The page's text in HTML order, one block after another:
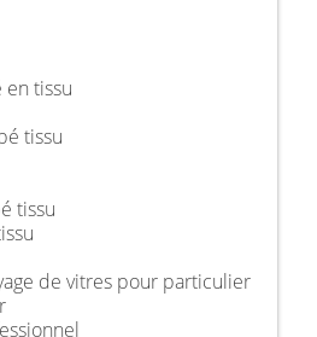
en tissu
tissu
tissu
de vitres pour particulier